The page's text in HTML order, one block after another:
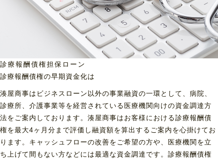
診療報酬債権担保ローン
診療報酬債権の早期資金化は
湊屋商事はビジネスローン以外の事業融資の一環として、病院、
診療所、介護事業等を経営されている医療機関向けの資金調達方
法をご案内しております。湊屋商事はお客様における診療報酬債
権を最大4ヶ月分まで評価し融資額を算出するご案内を心掛けてお
ります。キャッシュフローの改善をご希望の方や、医療機関を立
ち上げて間もない方などには最適な資金調達です。診療報酬債権